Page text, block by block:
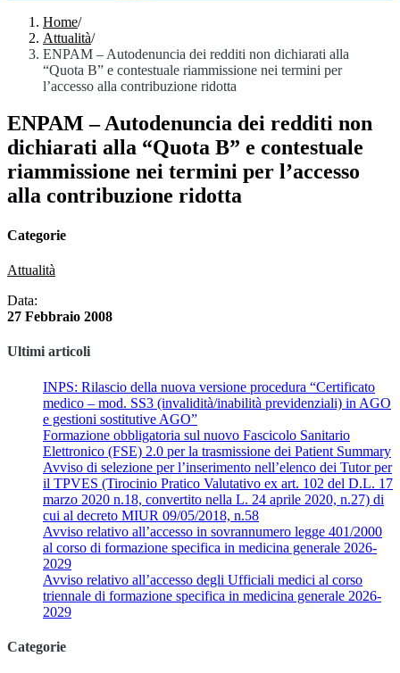
Home/
Attualità/
ENPAM – Autodenuncia dei redditi non dichiarati alla
“Quota B” e contestuale riammissione nei termini per
l’accesso alla contribuzione ridotta
ENPAM – Autodenuncia dei redditi non
dichiarati alla “Quota B” e contestuale
riammissione nei termini per l’accesso
alla contribuzione ridotta
Categorie
Attualità
Data:
27 Febbraio 2008
Ultimi articoli
INPS: Rilascio della nuova versione procedura “Certificato
medico – mod. SS3 (invalidità/inabilità previdenziali) in AGO
e gestioni sostitutive AGO”
Formazione obbligatoria sul nuovo Fascicolo Sanitario
Elettronico (FSE) 2.0 per la trasmissione dei Patient Summary
Avviso di selezione per l’inserimento nell’elenco dei Tutor per
il TPVES (Tirocinio Pratico Valutativo ex art. 102 del D.L. 17
marzo 2020 n.18, convertito nella L. 24 aprile 2020, n.27) di
cui al decreto MIUR 09/05/2018, n.58
Avviso relativo all’accesso in sovrannumero legge 401/2000
al corso di formazione specifica in medicina generale 2026-
2029
Avviso relativo all’accesso degli Ufficiali medici al corso
triennale di formazione specifica in medicina generale 2026-
2029
Categorie